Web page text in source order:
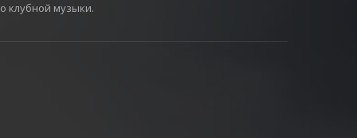
клубной музыки.